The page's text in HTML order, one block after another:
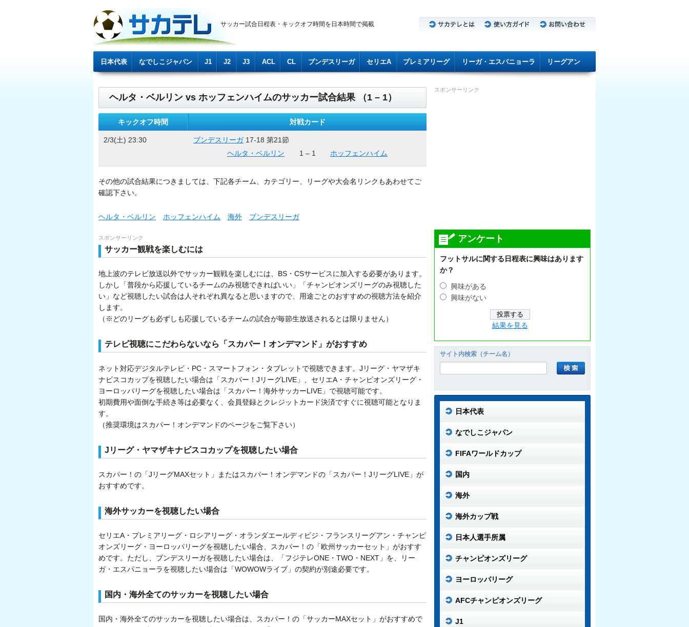
サッカー試合日程表・キックオフ時間を日本時間で掲載
日本代表 なでしこジャパン J1 J2 J3 ACL CL ブンデスリーガ セリエA プレミアリーグ リーガ・エスパニョーラ リーグアン
ヘルタ・ベルリン vs ホッフェンハイムのサッカー試合結果 （1 – 1）
キックオフ時間 対戦カード
2/3(土) 23:30 ブンデスリーガ17-18 第21節
ヘルタ・ベルリン
1 – 1 ホッフェンハイム
その他の試合結果につきましては、下記各チーム、カテゴリー、リーグや大会名リンクもあわせてご
確認下さい。
ヘルタ・ベルリン ホッフェンハイム 海外 ブンデスリーガ
スポンサーリンク
サッカー観戦を楽しむには
地上波のテレビ放送以外でサッカー観戦を楽しむには、BS・CSサービスに加入する必要があります。
しかし「普段から応援しているチームのみ視聴できればいい」「チャンピオンズリーグのみ視聴した
い」など視聴したい試合は人それぞれ異なると思いますので、用途ごとのおすすめの視聴方法を紹介
します。
（※どのリーグも必ずしも応援しているチームの試合が毎節生放送されるとは限りません）
テレビ視聴にこだわらないなら「スカパー！オンデマンド」がおすすめ
ネット対応デジタルテレビ・PC・スマートフォン・タブレットで視聴できます。Jリーグ・ヤマザキ
ナビスコカップを視聴したい場合は「スカパー！JリーグLIVE」、セリエA・チャンピオンズリーグ・
ヨーロッパリーグを視聴したい場合は「スカパー！海外サッカーLIVE」で視聴可能です。
初期費用や面倒な手続き等は必要なく、会員登録とクレジットカード決済ですぐに視聴可能となりま
す。
（推奨環境はスカパー！オンデマンドのページをご覧下さい）
Jリーグ・ヤマザキナビスコカップを視聴したい場合
スカパー！の「JリーグMAXセット」またはスカパー！オンデマンドの「スカパー！JリーグLIVE」が
おすすめです。
海外サッカーを視聴したい場合
セリエA・プレミアリーグ・ロシアリーグ・オランダエールディビジ・フランスリーグアン・チャンピ
オンズリーグ・ヨーロッパリーグを視聴したい場合、スカパー！の「欧州サッカーセット」がおすす
めです。ただし、ブンデスリーガを視聴したい場合は、「フジテレONE・TWO・NEXT」を、リー
ガ・エスパニョーラを視聴したい場合は「WOWOWライブ」の契約が別途必要です。
国内・海外全てのサッカーを視聴したい場合
国内・海外全てのサッカーを視聴したい場合は、スカパー！の「サッカーMAXセット」がおすすめで
スポンサーリンク
アンケート
フットサルに関する日程表に興味はあります
か？
興味がある
興味がない
結果を見る
サイト内検索（チーム名）
日本代表
なでしこジャパン
FIFAワールドカップ
国内
海外
海外カップ戦
日本人選手所属
チャンピオンズリーグ
ヨーロッパリーグ
AFCチャンピオンズリーグ
J1